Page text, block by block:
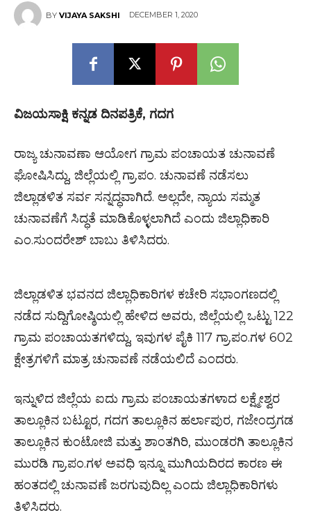
BY VIJAYA SAKSHI DECEMBER 1, 2020
ವಿಜಯಸಾಕ್ಷಿ ಕನ್ನಡ ದಿನಪತ್ರಿಕೆ, ಗದಗ
ರಾಜ್ಯ ಚುನಾವಣಾ ಆಯೋಗ ಗ್ರಾಮ ಪಂಚಾಯತ ಚುನಾವಣೆ
ಘೋಷಿಸಿದ್ದು, ಜಿಲ್ಲೆಯಲ್ಲಿ ಗ್ರಾ.ಪಂ. ಚುನಾವಣೆ ನಡೆಸಲು
ಜಿಲ್ಲಾಡಳಿತ ಸರ್ವ ಸನ್ನದ್ಧವಾಗಿದೆ. ಅಲ್ಲದೇ, ನ್ಯಾಯ ಸಮ್ಮತ
ಚುನಾವಣೆಗೆ ಸಿದ್ಧತೆ ಮಾಡಿಕೊಳ್ಳಲಾಗಿದೆ ಎಂದು ಜಿಲ್ಲಾಧಿಕಾರಿ
ಎಂ.ಸುಂದರೇಶ್ ಬಾಬು ತಿಳಿಸಿದರು.
ಜಿಲ್ಲಾಡಳಿತ ಭವನದ ಜಿಲ್ಲಾಧಿಕಾರಿಗಳ ಕಚೇರಿ ಸಭಾಂಗಣದಲ್ಲಿ
ನಡೆದ ಸುದ್ದಿಗೋಷ್ಠಿಯಲ್ಲಿ ಹೇಳಿದ ಅವರು, ಜಿಲ್ಲೆಯಲ್ಲಿ ಒಟ್ಟು 122
ಗ್ರಾಮ ಪಂಚಾಯತಗಳಿದ್ದು, ಇವುಗಳ ಪೈಕಿ 117 ಗ್ರಾ.ಪಂ.ಗಳ 602
ಕ್ಷೇತ್ರಗಳಿಗೆ ಮಾತ್ರ ಚುನಾವಣೆ ನಡೆಯಲಿದೆ ಎಂದರು.
ಇನ್ನುಳಿದ ಜಿಲ್ಲೆಯ ಐದು ಗ್ರಾಮ ಪಂಚಾಯತಗಳಾದ ಲಕ್ಷ್ಮೇಶ್ವರ
ತಾಲ್ಲೂಕಿನ ಬಟ್ಟೂರ, ಗದಗ ತಾಲ್ಲೂಕಿನ ಹರ್ಲಾಪುರ, ಗಜೇಂದ್ರಗಡ
ತಾಲ್ಲೂಕಿನ ಕುಂಟೋಜಿ ಮತ್ತು ಶಾಂತಗಿರಿ, ಮುಂಡರಗಿ ತಾಲ್ಲೂಕಿನ
ಮುರಡಿ ಗ್ರಾ.ಪಂ.ಗಳ ಅವಧಿ ಇನ್ನೂ ಮುಗಿಯದಿರದ ಕಾರಣ ಈ
ಹಂತದಲ್ಲಿ ಚುನಾವಣೆ ಜರಗುವುದಿಲ್ಲ ಎಂದು ಜಿಲ್ಲಾಧಿಕಾರಿಗಳು
ತಿಳಿಸಿದರು.